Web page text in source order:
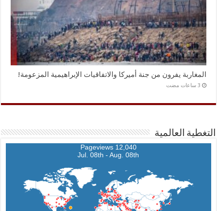
المغاربة يفرون من جنة أميركا والاتفاقيات الإبراهيمية المزعومة!
التغطية العالمية
12,040 Pageviews
Jul. 08th - Aug. 08th